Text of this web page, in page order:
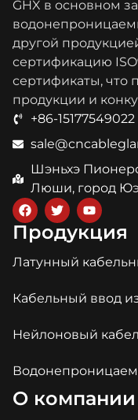
GHX в основном
другой
сертификацию
сертификаты, что
продукции и
+86-15177549022
Шэньхэ
Люши, город
Продукция
Латунный
Кабельный ввод
Нейлоновый
О компании